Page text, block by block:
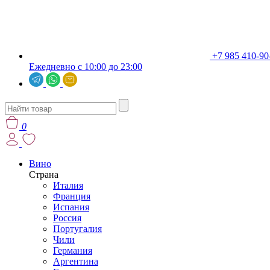
+7 985 410-
Ежедневно с 10:00 до 23:00
0
Вино
Страна
Италия
Франция
Испания
Россия
Португалия
Чили
Германия
Аргентина